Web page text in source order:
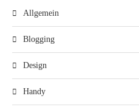
Allgemein
Blogging
Design
Handy